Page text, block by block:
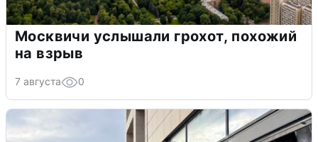
Москвичи услышали грохот, похожий
на взрыв
7 августа 0